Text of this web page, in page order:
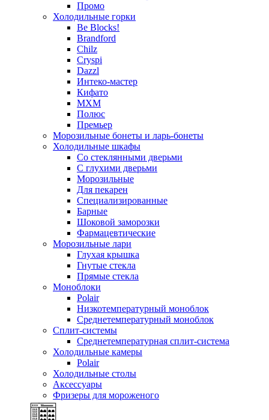
Промо
Холодильные горки
Be Blocks!
Brandford
Chilz
Cryspi
Dazzl
Интеко-мастер
Кифато
МХМ
Полюс
Премьер
Морозильные бонеты и ларь-бонеты
Холодильные шкафы
Со стеклянными дверьми
С глухими дверьми
Морозильные
Для пекарен
Специализированные
Барные
Шоковой заморозки
Фармацевтические
Морозильные лари
Глухая крышка
Гнутые стекла
Прямые стекла
Моноблоки
Polair
Низкотемпературный моноблок
Среднетемпературный моноблок
Сплит-системы
Среднетемпературная сплит-система
Холодильные камеры
Polair
Холодильные столы
Аксессуары
Фризеры для мороженого